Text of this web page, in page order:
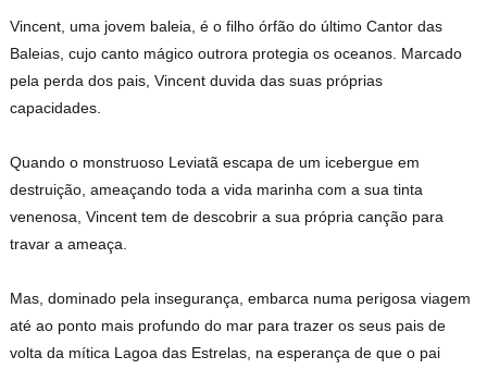
Vincent, uma jovem baleia, é o filho órfão do último Cantor das
Baleias, cujo canto mágico outrora protegia os oceanos. Marcado
pela perda dos pais, Vincent duvida das suas próprias
capacidades.
Quando o monstruoso Leviatã escapa de um icebergue em
destruição, ameaçando toda a vida marinha com a sua tinta
venenosa, Vincent tem de descobrir a sua própria canção para
travar a ameaça.
Mas, dominado pela insegurança, embarca numa perigosa viagem
até ao ponto mais profundo do mar para trazer os seus pais de
volta da mítica Lagoa das Estrelas, na esperança de que o pai